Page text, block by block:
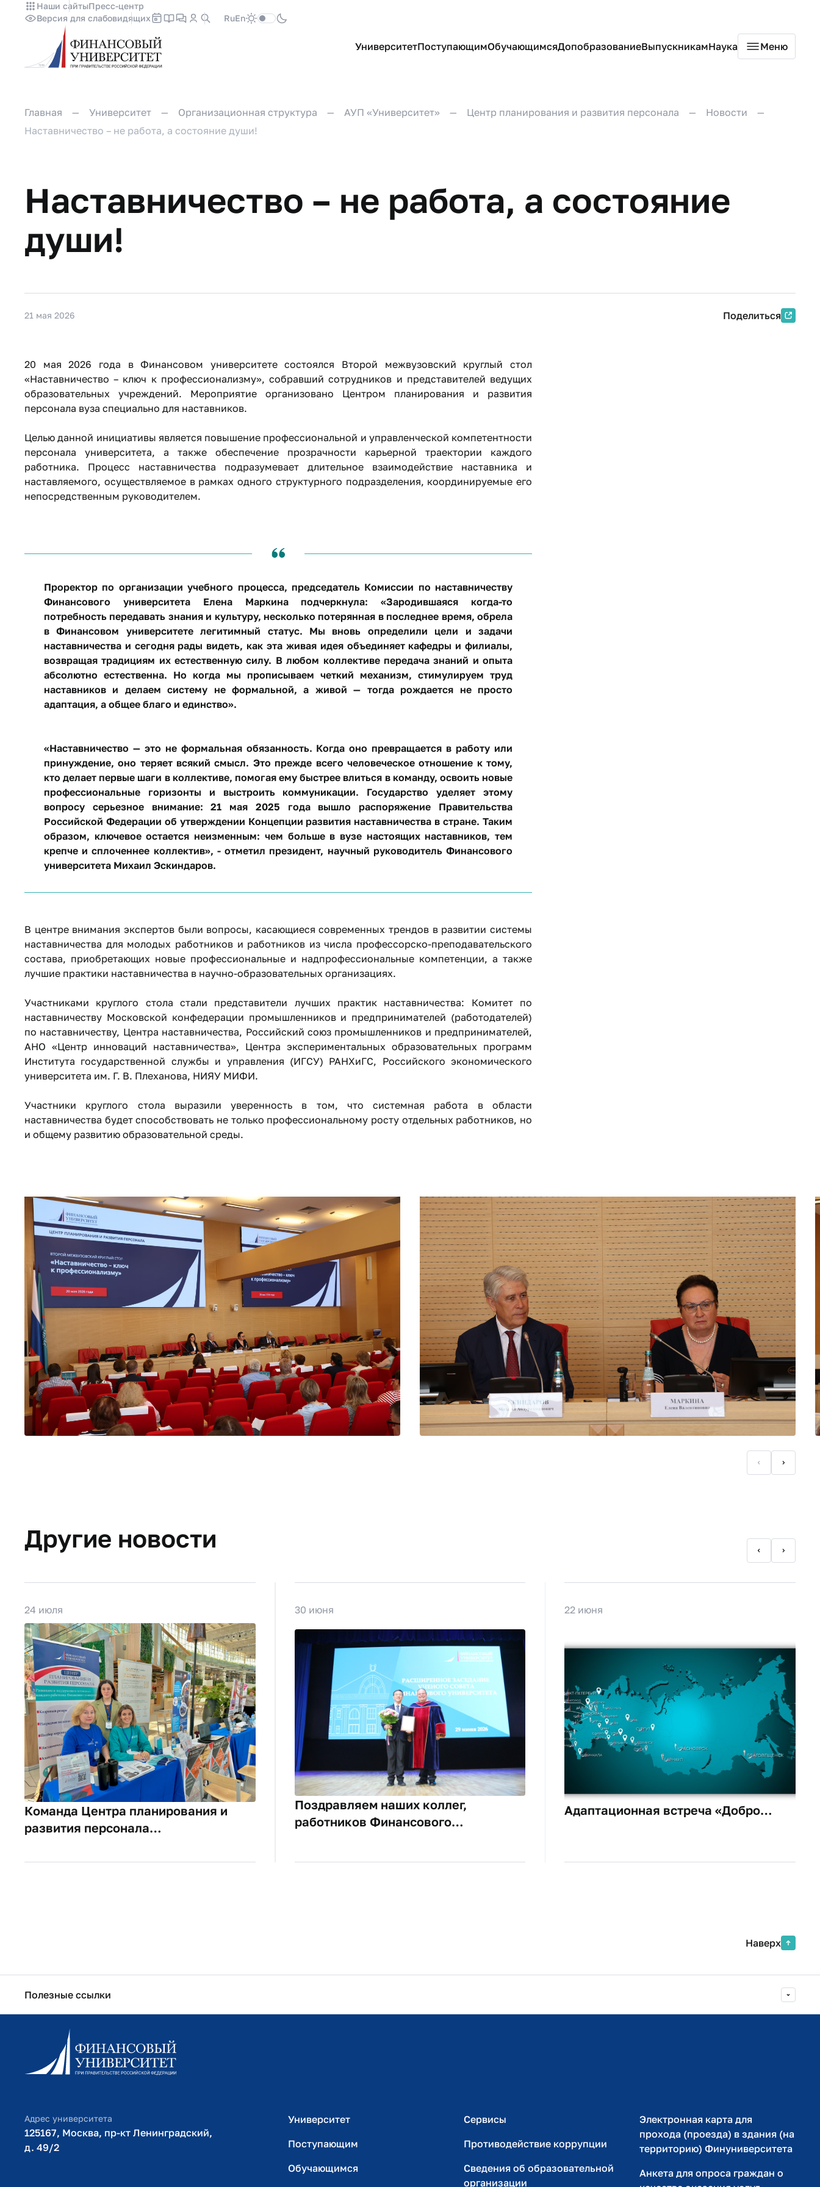
Наши сайтыПресс-центр
Версия для слабовидящих
RuEn
УниверситетПоступающимОбучающимсяДопобразованиеВыпускникамНаука Меню
Главная Университет Организационная структура АУП «Университет» Центр планирования и развития персонала
Новости
Наставничество – не работа, а состояние души!
Наставничество – не работа, а состояние
души!
21 мая 2026 Поделиться
20 мая 2026 года в Финансовом университете состоялся Второй межвузовский круглый стол
«Наставничество – ключ к профессионализму», собравший сотрудников и представителей ведущих
образовательных учреждений. Мероприятие организовано Центром планирования и развития
персонала вуза специально для наставников.
Целью данной инициативы является повышение профессиональной и управленческой компетентности
персонала университета, а также обеспечение прозрачности карьерной траектории каждого
работника. Процесс наставничества подразумевает длительное взаимодействие наставника и
наставляемого, осуществляемое в рамках одного структурного подразделения, координируемые его
непосредственным руководителем.
Проректор по организации учебного процесса, председатель Комиссии по наставничеству
Финансового университета Елена Маркина подчеркнула: «Зародившаяся когда-то
потребность передавать знания и культуру, несколько потерянная в последнее время, обрела
в Финансовом университете легитимный статус. Мы вновь определили цели и задачи
наставничества и сегодня рады видеть, как эта живая идея объединяет кафедры и филиалы,
возвращая традициям их естественную силу. В любом коллективе передача знаний и опыта
абсолютно естественна. Но когда мы прописываем четкий механизм, стимулируем труд
наставников и делаем систему не формальной, а живой — тогда рождается не просто
адаптация, а общее благо и единство».
«Наставничество — это не формальная обязанность. Когда оно превращается в работу или
принуждение, оно теряет всякий смысл. Это прежде всего человеческое отношение к тому,
кто делает первые шаги в коллективе, помогая ему быстрее влиться в команду, освоить новые
профессиональные горизонты и выстроить коммуникации. Государство уделяет этому
вопросу серьезное внимание: 21 мая 2025 года вышло распоряжение Правительства
Российской Федерации об утверждении Концепции развития наставничества в стране. Таким
образом, ключевое остается неизменным: чем больше в вузе настоящих наставников, тем
крепче и сплоченнее коллектив», - отметил президент, научный руководитель Финансового
университета Михаил Эскиндаров.
В центре внимания экспертов были вопросы, касающиеся современных трендов в развитии системы
наставничества для молодых работников и работников из числа профессорско-преподавательского
состава, приобретающих новые профессиональные и надпрофессиональные компетенции, а также
лучшие практики наставничества в научно-образовательных организациях.
Участниками круглого стола стали представители лучших практик наставничества: Комитет по
наставничеству Московской конфедерации промышленников и предпринимателей (работодателей)
по наставничеству, Центра наставничества, Российский союз промышленников и предпринимателей,
АНО «Центр инноваций наставничества», Центра экспериментальных образовательных программ
Института государственной службы и управления (ИГСУ) РАНХиГС, Российского экономического
университета им. Г. В. Плеханова, НИЯУ МИФИ.
Участники круглого стола выразили уверенность в том, что системная работа в области
наставничества будет способствовать не только профессиональному росту отдельных работников, но
и общему развитию образовательной среды.
Другие новости
24 июля
Команда Центра планирования и
развития персонала
региональном этапе ярмарки
30 июня
Поздравляем наших коллег,
работников Финансового
22 июня
Адаптационная встреча «Добро
филиальной сети
Наверх
Полезные ссылки
Информационно-образовательный портал
Личный кабинет поступающего
Библиотечно-информационный комплекс
Адрес университета
125167, Москва, пр-кт Ленинградский,
д. 49/2​
Университет
Поступающим
Обучающимся
Сервисы
Противодействие коррупции
Сведения об образовательной
организации
Электронная карта для
прохода (проезда) в здания (на
территорию) Финуниверситета
Анкета для опроса граждан о